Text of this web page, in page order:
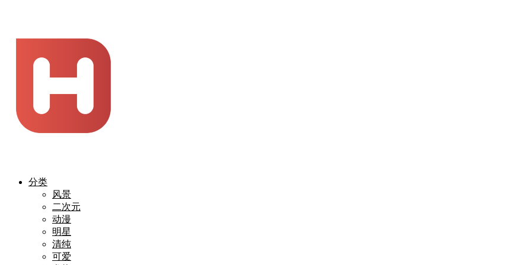
分类
风景
二次元
动漫
明星
清纯
可爱